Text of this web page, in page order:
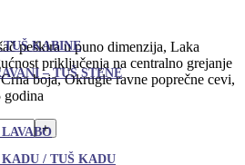
TUŠ KABINE
– TUŠ STENE
/ TUŠ KADU
peškira u puno dimenzija, Laka
priključenja na centralno grejanje
boja, Okrugle ravne poprečne cevi,